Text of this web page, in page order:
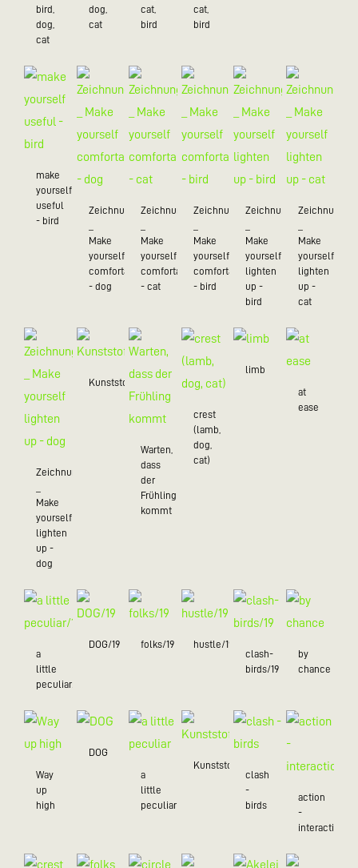
bird,
dog,
cat
dog,
cat
cat,
bird
cat,
bird
make
yourself
useful
- bird
Zeichnungen
Make
yourself
comfortable
- dog
Zeichnungen
Make
yourself
comfortable
- cat
Zeichnungen
Make
yourself
comfortable
- bird
Zeichnungen
Make
yourself
lighten
up -
bird
Zeichnungen
Make
yourself
lighten
up -
cat
Zeichnungen
Make
yourself
lighten
up -
dog
Kunststoff/20
Warten,
dass
der
Frühling
kommt
crest
(lamb,
dog,
cat)
limb
at
ease
a
little
peculiar/19
DOG/19 folks/19
hustle/19
clash-
birds/19
by
chance
Way
up
high
DOG
a
little
peculiar
Kunststoff
clash
-
birds
action
-
interaction